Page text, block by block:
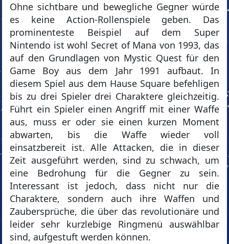
Ohne sichtbare und bewegliche Gegner würde
es keine Action-Rollenspiele geben. Das
prominenteste Beispiel auf dem Super
Nintendo ist wohl Secret of Mana von 1993, das
auf den Grundlagen von Mystic Quest für den
Game Boy aus dem Jahr 1991 aufbaut. In
diesem Spiel aus dem Hause Square befehligen
bis zu drei Spieler drei Charaktere gleichzeitig.
Führt ein Spieler einen Angriff mit einer Waffe
aus, muss er oder sie einen kurzen Moment
abwarten, bis die Waffe wieder voll
einsatzbereit ist. Alle Attacken, die in dieser
Zeit ausgeführt werden, sind zu schwach, um
eine Bedrohung für die Gegner zu sein.
Interessant ist jedoch, dass nicht nur die
Charaktere, sondern auch ihre Waffen und
Zaubersprüche, die über das revolutionäre und
leider sehr kurzlebige Ringmenü auswählbar
sind, aufgestuft werden können.